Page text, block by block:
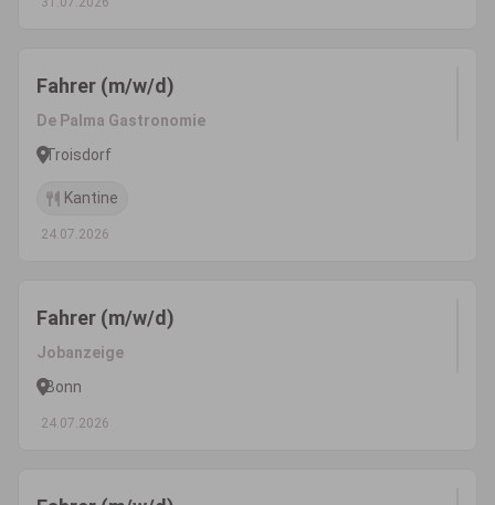
Fahrer (m/w/d)
De Palma Gastronomie
Troisdorf
Kantine
24.07.2026
Fahrer (m/w/d)
Jobanzeige
Bonn
24.07.2026